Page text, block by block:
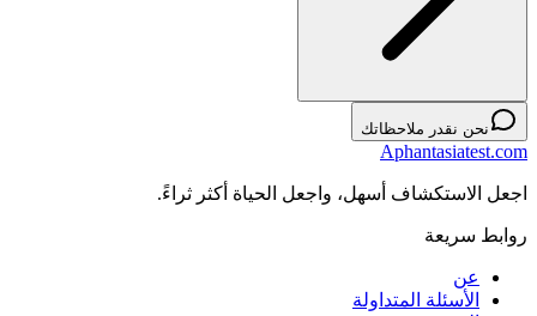
نحن نقدر ملاحظاتك
Aphantasiatest.com
اجعل الاستكشاف أسهل، واجعل الحياة أكثر ثراءً.
روابط سريعة
عن
الأسئلة المتداولة